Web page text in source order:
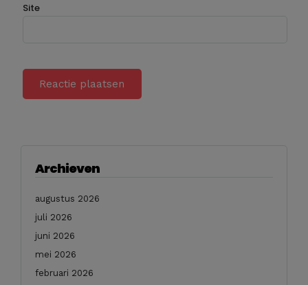
Site
Archieven
augustus 2026
juli 2026
juni 2026
mei 2026
februari 2026